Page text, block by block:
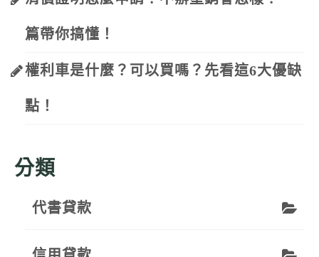
篇帶你搞懂！
權利車是什麼？可以買嗎？先看這6大優缺
點！
分類
代書貸款